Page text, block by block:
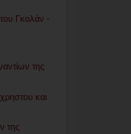
Γκολάν -
της
και
της